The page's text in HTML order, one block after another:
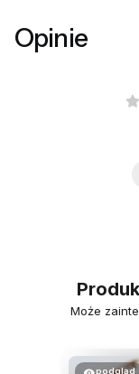
Opinie
Może
podgląd